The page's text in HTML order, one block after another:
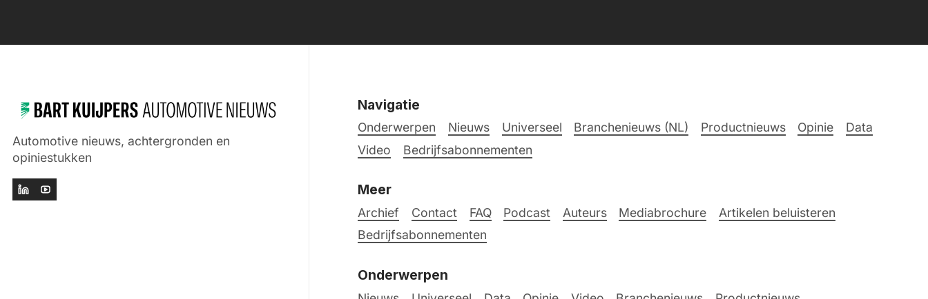
Automotive nieuws, achtergronden en
opiniestukken
Navigatie
Onderwerpen Nieuws Universeel Branchenieuws (NL) Productnieuws Opinie
Data
Video
Bedrijfsabonnementen
Meer
Archief Contact FAQ Podcast Auteurs Mediabrochure
Artikelen beluisteren
Bedrijfsabonnementen
Onderwerpen